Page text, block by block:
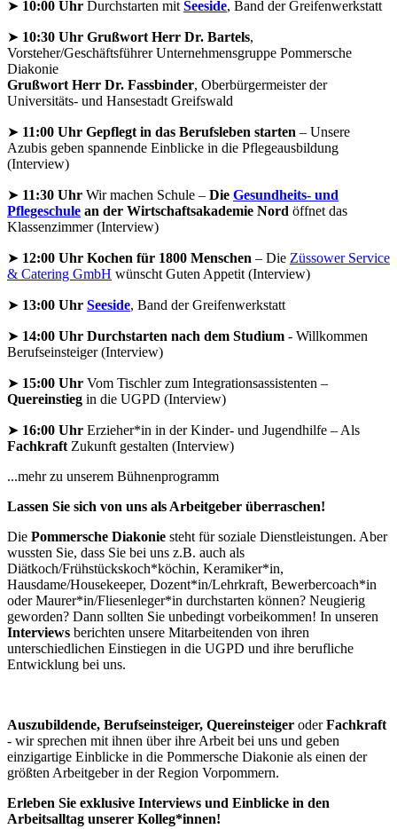
➤ 10:00 Uhr Durchstarten mit Seeside, Band der Greifenwerkstatt
➤ 10:30 Uhr Grußwort Herr Dr. Bartels,
Vorsteher/Geschäftsführer Unternehmensgruppe Pommersche
Diakonie
Grußwort Herr Dr. Fassbinder, Oberbürgermeister der
Universitäts- und Hansestadt Greifswald
➤ 11:00 Uhr Gepflegt in das Berufsleben starten – Unsere
Azubis geben spannende Einblicke in die Pflegeausbildung
(Interview)
➤ 11:30 Uhr Wir machen Schule – Die Gesundheits- und
Pflegeschule an der Wirtschaftsakademie Nord öffnet das
Klassenzimmer (Interview)
➤ 12:00 Uhr Kochen für 1800 Menschen – Die Züssower Service
& Catering GmbH wünscht Guten Appetit (Interview)
➤ 13:00 Uhr Seeside, Band der Greifenwerkstatt
➤ 14:00 Uhr Durchstarten nach dem Studium - Willkommen
Berufseinsteiger (Interview)
➤ 15:00 Uhr Vom Tischler zum Integrationsassistenten –
Quereinstieg in die UGPD (Interview)
➤ 16:00 Uhr Erzieher*in in der Kinder- und Jugendhilfe – Als
Fachkraft Zukunft gestalten (Interview)
...mehr zu unserem Bühnenprogramm
Lassen Sie sich von uns als Arbeitgeber überraschen!
Die Pommersche Diakonie steht für soziale Dienstleistungen. Aber
wussten Sie, dass Sie bei uns z.B. auch als
Diätkoch/Frühstückskoch*köchin, Keramiker*in,
Hausdame/Housekeeper, Dozent*in/Lehrkraft, Bewerbercoach*in
oder Maurer*in/Fliesenleger*in durchstarten können? Neugierig
geworden? Dann sollten Sie unbedingt vorbeikommen! In unseren
Interviews berichten unsere Mitarbeitenden von ihren
unterschiedlichen Einstiegen in die UGPD und ihre berufliche
Entwicklung bei uns.
Auszubildende, Berufseinsteiger, Quereinsteiger oderFachkraft
- wir sprechen mit ihnen über ihre Arbeit bei uns und geben
einzigartige Einblicke in die Pommersche Diakonie als einen der
größten Arbeitgeber in der Region Vorpommern.
Erleben Sie exklusive Interviews und Einblicke in den
Arbeitsalltag unserer Kolleg*innen!